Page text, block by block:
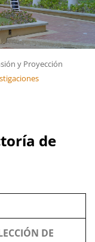
y Proyección
de
DE